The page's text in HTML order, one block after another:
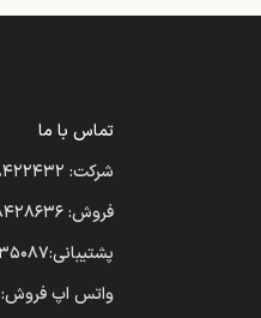
تماس با ما
شرکت: ۲۸۴۲۲۴۳۲-۰۲۱
فروش: ۲۸۴۲۸۶۳۶-۰۲۱
پشتیبانی:۹۱۰۳۵۰۸۷-۰۲۱
واتس اپ فروش: ۷۴۴۲۴۳۲-۰۹۳۰